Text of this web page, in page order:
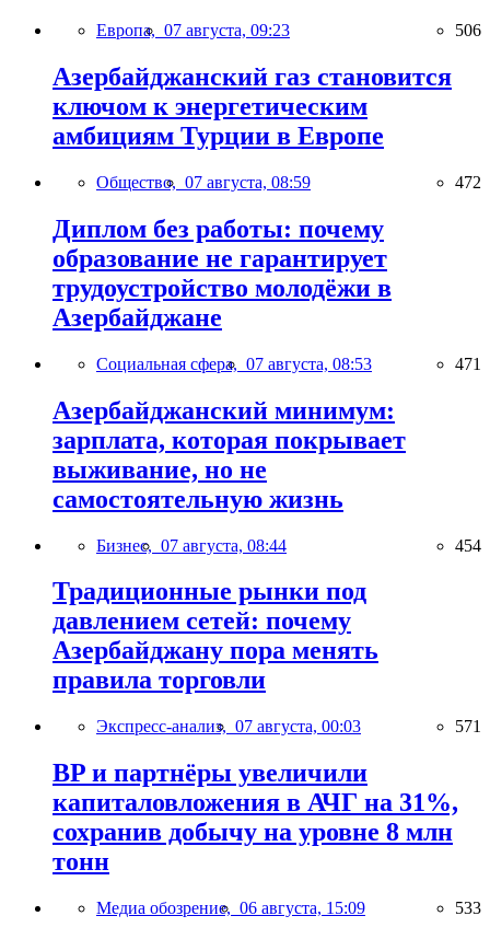
Европа, 07 августа, 09:23 506
Азербайджанский газ становится
ключом к энергетическим
амбициям Турции в Европе
Общество, 07 августа, 08:59 472
Диплом без работы: почему
образование не гарантирует
трудоустройство молодёжи в
Азербайджане
Социальная сфера, 07 августа, 08:53 471
Азербайджанский минимум:
зарплата, которая покрывает
выживание, но не
самостоятельную жизнь
Бизнес, 07 августа, 08:44 454
Традиционные рынки под
давлением сетей: почему
Азербайджану пора менять
правила торговли
Экспресс-анализ, 07 августа, 00:03 571
BP и партнёры увеличили
капиталовложения в АЧГ на 31%,
сохранив добычу на уровне 8 млн
тонн
Медиа обозрение, 06 августа, 15:09 533